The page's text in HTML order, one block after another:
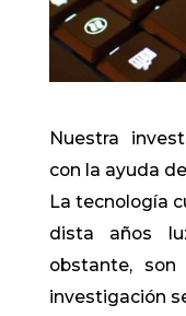
Nuestra
con la ayuda
La tecnología
dista años
obstante,
investigación